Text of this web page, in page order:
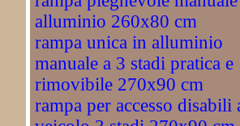
alluminio 260x80 cm
rampa unica in alluminio
manuale a 3 stadi pratica e
rimovibile 270x90 cm
rampa per accesso disabili